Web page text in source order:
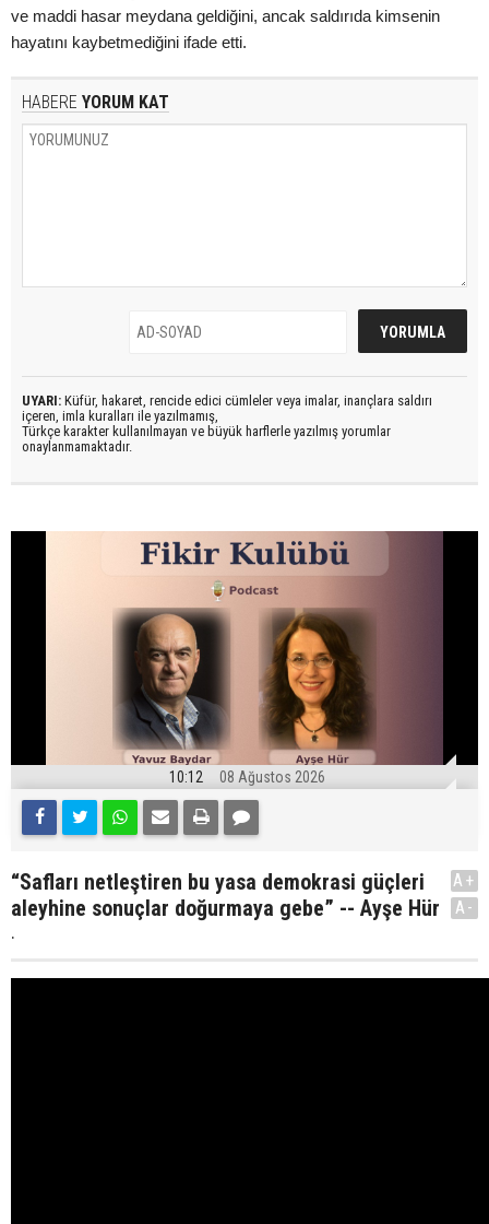
ve maddi hasar meydana geldiğini, ancak saldırıda kimsenin
hayatını kaybetmediğini ifade etti.
HABERE YORUM KAT
UYARI: Küfür, hakaret, rencide edici cümleler veya imalar, inançlara saldırı
içeren, imla kuralları ile yazılmamış,
Türkçe karakter kullanılmayan ve büyük harflerle yazılmış yorumlar
onaylanmamaktadır.
10:12 08 Ağustos 2026
“Safları netleştiren bu yasa demokrasi güçleri
aleyhine sonuçlar doğurmaya gebe” -- Ayşe Hür
.
A+
A-